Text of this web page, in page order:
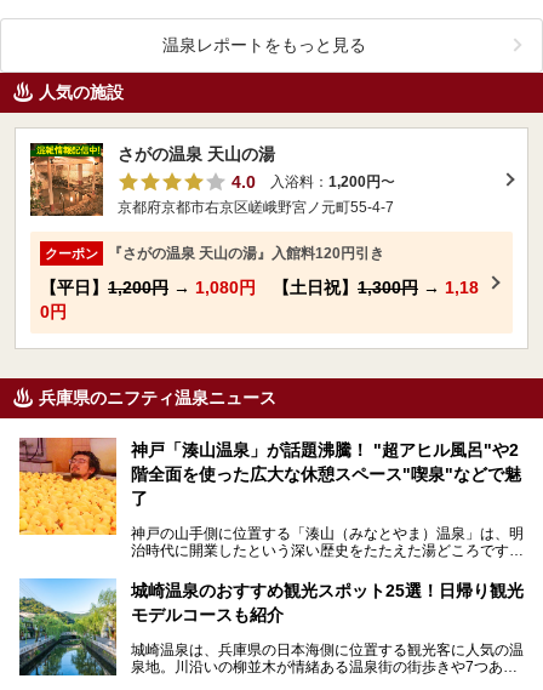
温泉レポートをもっと見る
人気の施設
さがの温泉 天山の湯
4.0
入浴料： 1,200円〜
京都府京都市右京区嵯峨野宮ノ元町55-4-7
クーポン 『さがの温泉 天山の湯』入館料120円引き
【平日】 1,200円 → 1,080円 【土日祝】 1,300円 → 1,18
0円
兵庫県のニフティ温泉ニュース
神戸「湊山温泉」が話題沸騰！ "超アヒル風呂"や2
階全面を使った広大な休憩スペース"喫泉"などで魅
了
神戸の山手側に位置する「湊山（みなとやま）温泉」は、明
治時代に開業したという深い歴史をたたえた湯どころです。
っぱいに浮かぶアヒルちゃん。さらに、ゆったりくつろげて
コワーキングも可能な休憩スペースも人気に。斬新な企画や
設備で人々をアッと驚かせる湊山温泉の魅力をリポートしま
城崎温泉のおすすめ観光スポット25選！日帰り観光
モデルコースも紹介
城崎温泉は、兵庫県の日本海側に位置する観光客に人気の温
泉地。川沿いの柳並木が情緒ある温泉街の街歩きや7つある